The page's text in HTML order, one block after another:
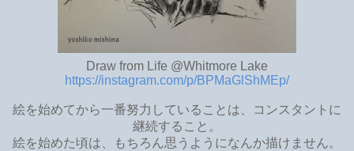
Draw from Life @Whitmore Lake
https://instagram.com/p/BPMaGlShMEp/
絵を始めてから一番努力していることは、コンスタントに
継続すること。
絵を始めた頃は、もちろん思うようになんか描けません。